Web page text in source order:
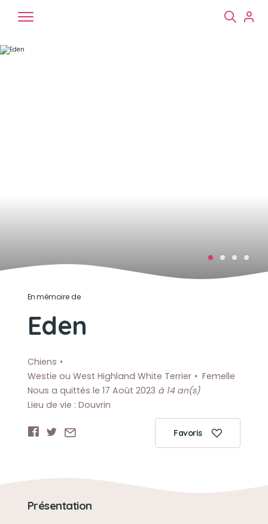
En mémoire de
Eden
Chiens
Westie ou West Highland White Terrier
Femelle
Nous a quittés le 17 Août 2023 à 14 an(s)
Lieu de vie : Douvrin
Favoris
Présentation